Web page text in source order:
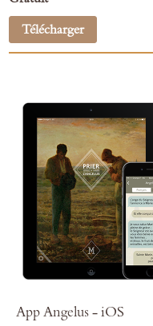
Télécharger
App Angelus - iOS